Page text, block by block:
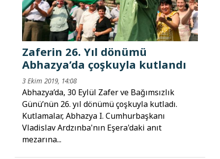
Zaferin 26. Yıl dönümü
Abhazya’da çoşkuyla kutlandı
3 Ekim 2019, 14:08
Abhazya’da, 30 Eylül Zafer ve Bağımsızlık
Günü’nün 26. yıl dönümü çoşkuyla kutladı.
Kutlamalar, Abhazya I. Cumhurbaşkanı
Vladislav Ardzınba'nın Eşera'daki anıt
mezarına...